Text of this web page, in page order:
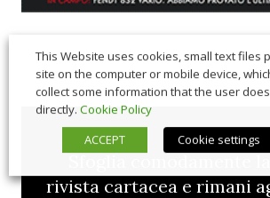
Sfoglia comodamente la
rivista cartacea e rimani
This Website uses cookies, small text files
site on the computer or mobile device,
collect some information that the user
directly. Cookie Policy
ACCEPT
Cookie settings